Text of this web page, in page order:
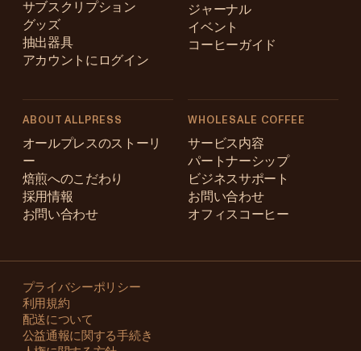
サブスクリプション
グッズ
抽出器具
アカウントにログイン
ジャーナル
イベント
コーヒーガイド
ABOUT ALLPRESS
オールプレスのストーリ
ー
焙煎へのこだわり
採用情報
お問い合わせ
WHOLESALE COFFEE
サービス内容
パートナーシップ
ビジネスサポート
お問い合わせ
オフィスコーヒー
プライバシーポリシー
利用規約
配送について
公益通報に関する手続き
Australia
Japan (en)
Japan (日本語)
Singapore
United Kingdom
Changing
your
region?
This